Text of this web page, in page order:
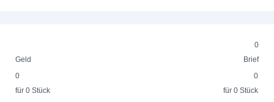
0
Geld
Brief
0
für 0 Stück
0
für 0 Stück